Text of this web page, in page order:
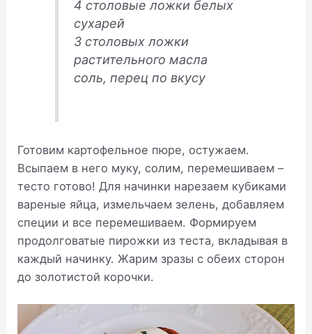
4 столовые ложки белых
сухарей
3 столовых ложки
растительного масла
соль, перец по вкусу
Готовим картофельное пюре, остужаем.
Всыпаем в него муку, солим, перемешиваем –
тесто готово! Для начинки нарезаем кубиками
вареные яйца, измельчаем зелень, добавляем
специи и все перемешиваем. Формируем
продолговатые пирожки из теста, вкладывая в
каждый начинку. Жарим зразы с обеих сторон
до золотистой корочки.